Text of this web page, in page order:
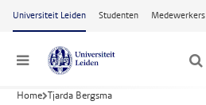
Ga naar hoofdinhoud
Universiteit Leiden Studenten Medewerkers
Menu
Home Tjarda Bergsma